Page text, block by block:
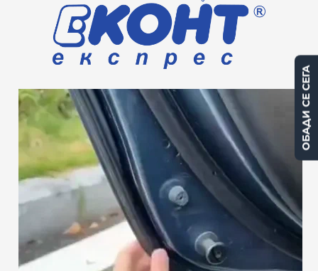
ОБАДИ СЕ СЕГА